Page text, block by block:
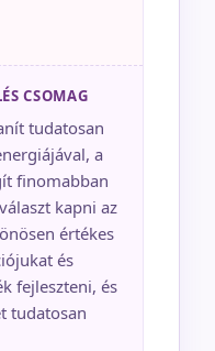
CSOMAG
tudatosan
a
finomabban
kapni az
értékes
és
fejleszteni, és
tudatosan